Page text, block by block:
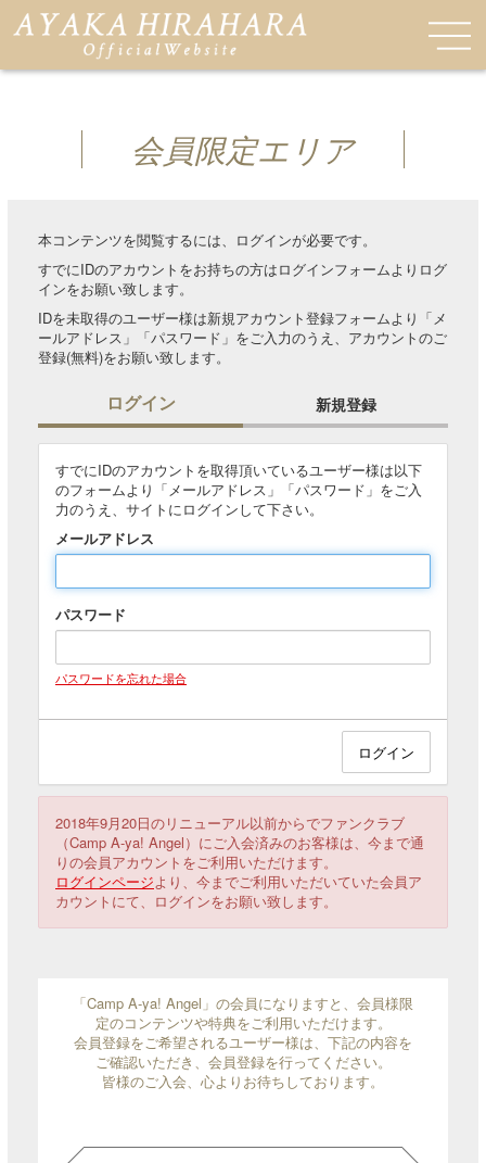
会員限定エリア
本コンテンツを閲覧するには、ログインが必要です。
すでにIDのアカウントをお持ちの方はログインフォームよりログ
インをお願い致します。
IDを未取得のユーザー様は新規アカウント登録フォームより「メ
ールアドレス」「パスワード」をご入力のうえ、アカウントのご
登録(無料)をお願い致します。
ログイン 新規登録
すでにIDのアカウントを取得頂いているユーザー様は以下
のフォームより「メールアドレス」「パスワード」をご入
力のうえ、サイトにログインして下さい。
メールアドレス
パスワード
パスワードを忘れた場合
2018年9月20日のリニューアル以前からでファンクラブ
（Camp A-ya! Angel）にご入会済みのお客様は、今まで通
りの会員アカウントをご利用いただけます。
ログインページより、今までご利用いただいていた会員ア
カウントにて、ログインをお願い致します。
「Camp A-ya! Angel」の会員になりますと、会員様限
定のコンテンツや特典をご利用いただけます。
会員登録をご希望されるユーザー様は、下記の内容を
ご確認いただき、会員登録を行ってください。
皆様のご入会、心よりお待ちしております。